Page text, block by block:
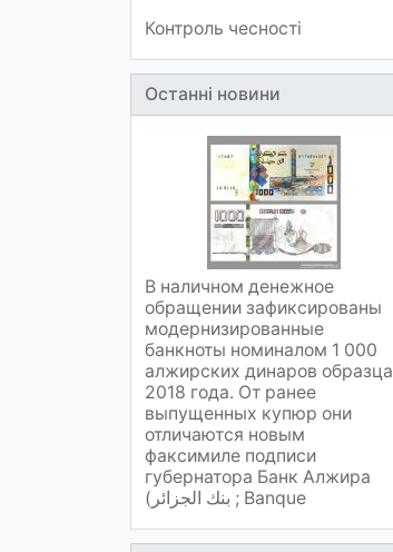
Контроль чесності
Останні новини
В наличном денежное
обращении зафиксированы
модернизированные
банкноты номиналом 1 000
алжирских динаров образца
2018 года. От ранее
выпущенных купюр они
отличаются новым
факсимиле подписи
губернатора Банк Алжира
(بنك الجزائر ; Banque